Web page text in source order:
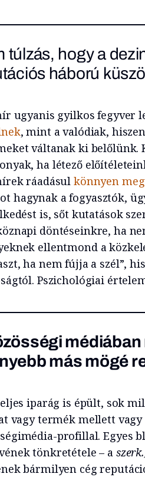
túlzás, hogy a
háború
ugyanis gyilkos fegyver
, mint a valódiak,
váltanak ki belőlünk.
ha létező
ráadásul könnyen
hagynak a fogyasztók,
is, sőt kutatások
döntéseinkre, ha
ellentmond a
ha nem fújja a szél”,
Pszichológiai
más mögé
iparág is épült, sok
vagy termék mellett
profillal. Egyes
tönkretétele – a
bármilyen cég